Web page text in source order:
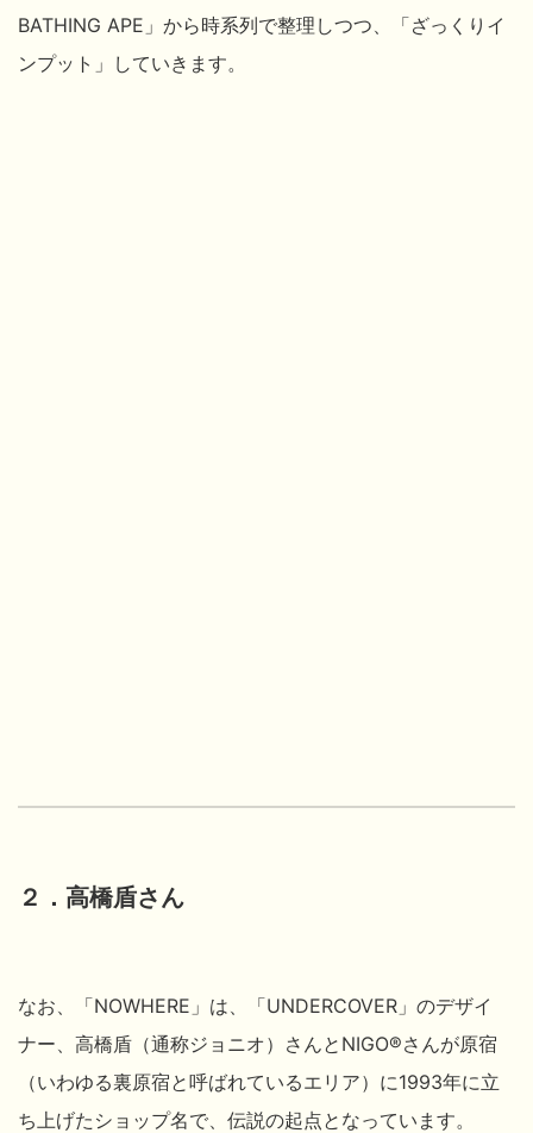
BATHING APE」から時系列で整理しつつ、
「ざっくりイ
ンプット」していきます。
２．高橋盾さん
なお、「NOWHERE」は、「UNDERCOVER」のデザイ
ナー、高橋盾（通称ジョニオ） さんとNIGO®さんが原宿
（いわゆる裏原宿と呼ばれているエリア）に1993年に立
ち上げたショップ名で、伝説の起点となっています。